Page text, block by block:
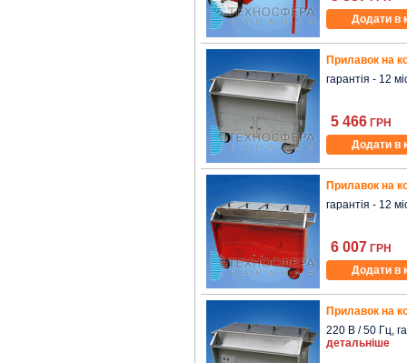
Додати в
Прилавок на
гарантія - 12
5 466 ГРН
Додати в
Прилавок на
гарантія - 12
6 007 ГРН
Додати в
Прилавок на
220 В / 50 Гц,
детальніше